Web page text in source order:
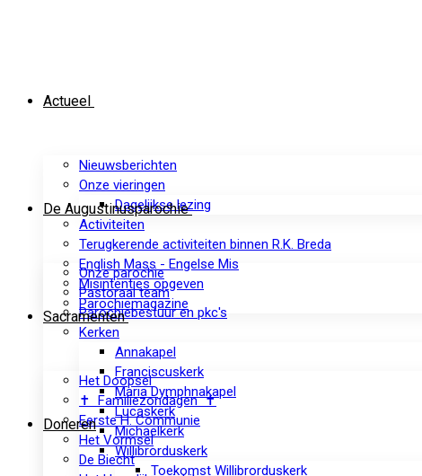
Actueel
Nieuwsberichten
Onze vieringen
Dagelijkse lezing
Activiteiten
Terugkerende activiteiten binnen R.K. Breda
English Mass - Engelse Mis
Misintenties opgeven
Parochiemagazine
De Augustinusparochie
Onze parochie
Pastoraal team
Parochiebestuur en pkc's
Kerken
Annakapel
Franciscuskerk
Maria Dymphnakapel
Lucaskerk
Michaelkerk
Willibrorduskerk
Toekomst Willibrorduskerk
Sacramenten
Het Doopsel
✝ Familiezondagen ✝
Eerste H. Communie
Het Vormsel
De Biecht
Doneren